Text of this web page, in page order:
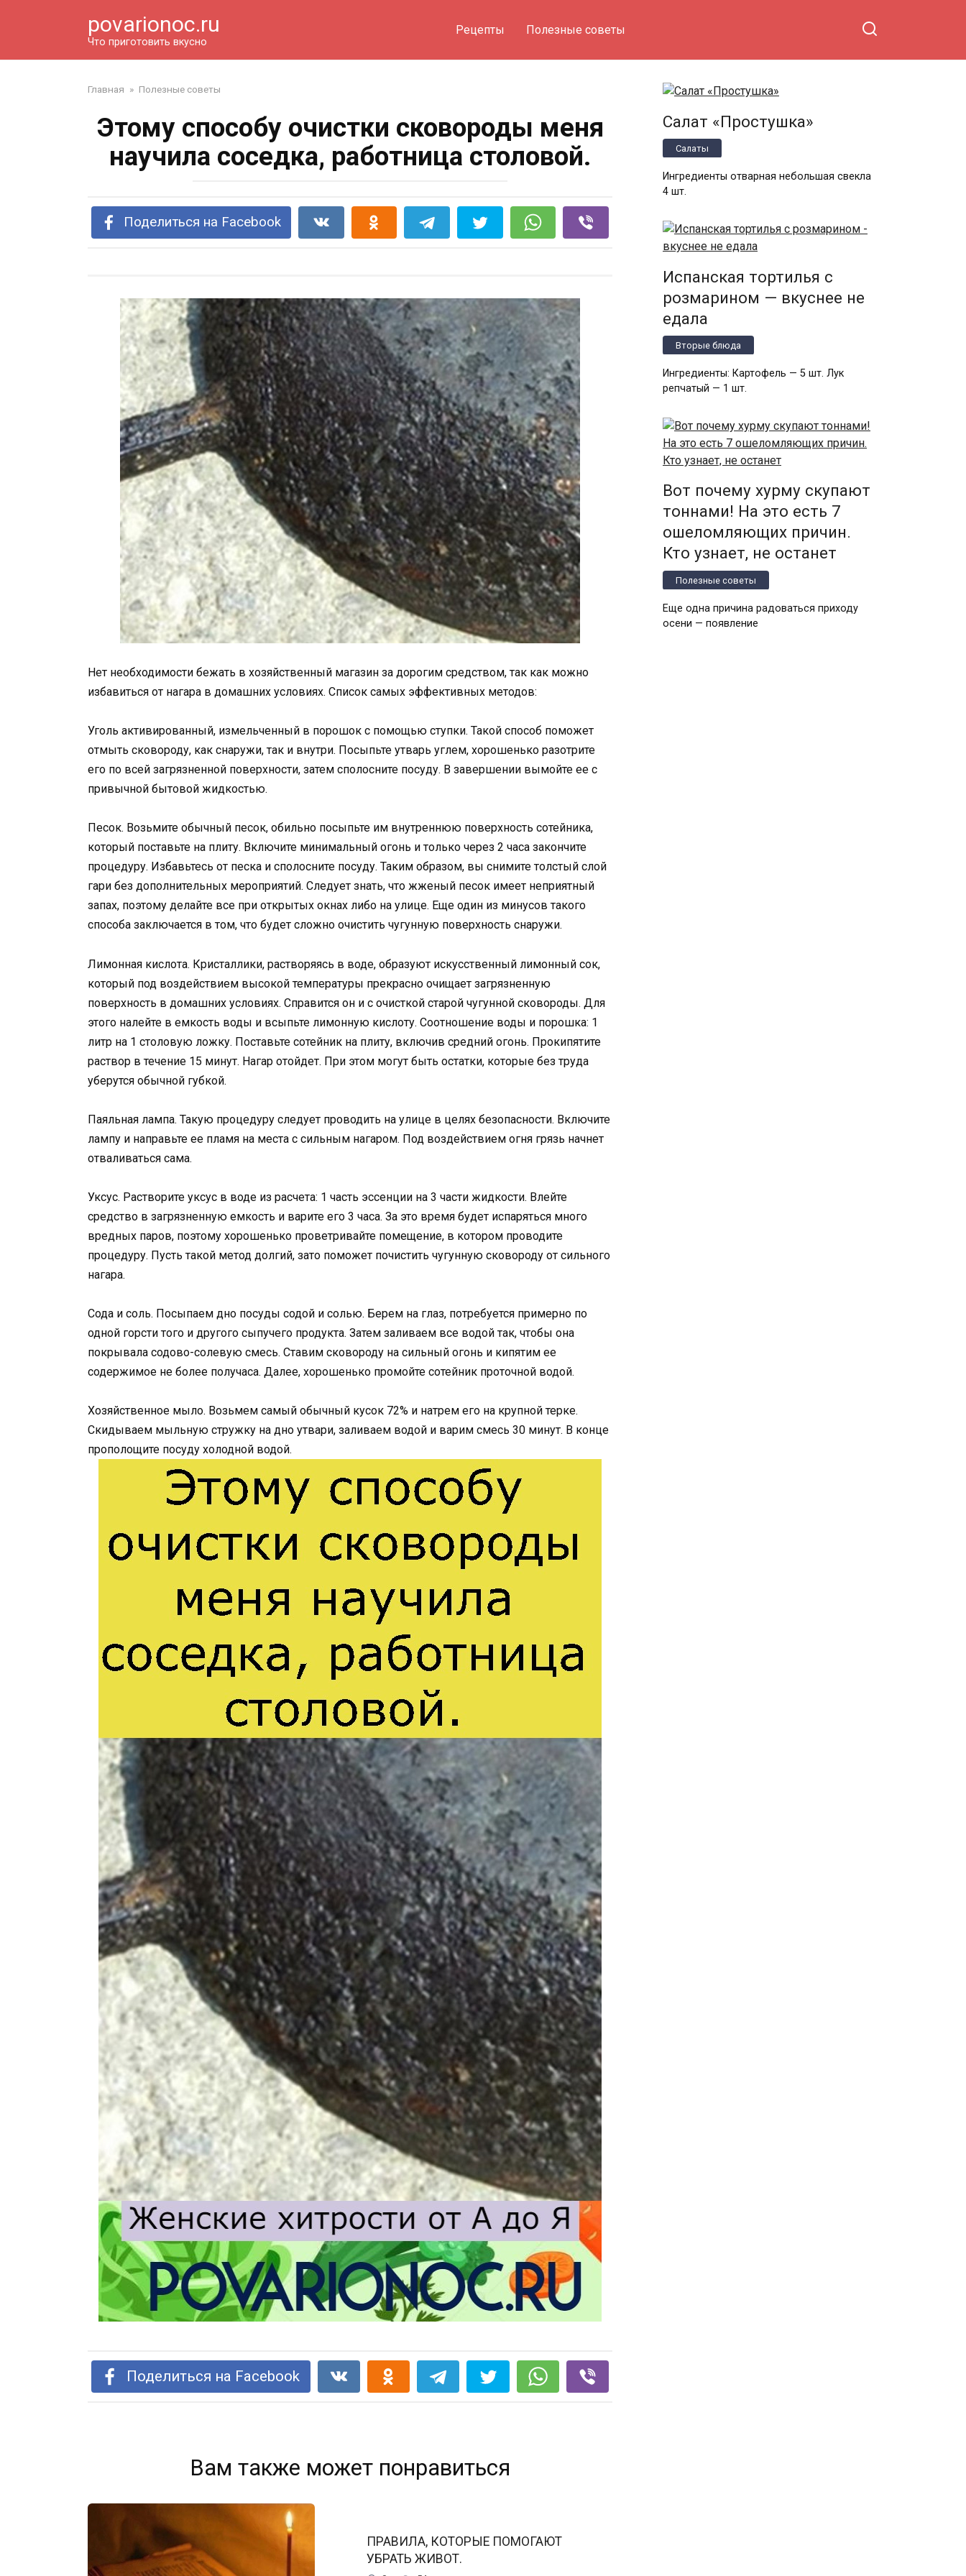
povarionoc.ru
Что приготовить вкусно
Рецепты Полезные советы
Главная » Полезные советы
Этому способу очистки сковороды меня
научила соседка, работница столовой.
Поделиться на Facebook
Нет необходимости бежать в хозяйственный магазин за дорогим средством, так как можно
избавиться от нагара в домашних условиях. Список самых эффективных методов:
Уголь активированный, измельченный в порошок с помощью ступки. Такой способ поможет
отмыть сковороду, как снаружи, так и внутри. Посыпьте утварь углем, хорошенько разотрите
его по всей загрязненной поверхности, затем сполосните посуду. В завершении вымойте ее с
привычной бытовой жидкостью.
Песок. Возьмите обычный песок, обильно посыпьте им внутреннюю поверхность сотейника,
который поставьте на плиту. Включите минимальный огонь и только через 2 часа закончите
процедуру. Избавьтесь от песка и сполосните посуду. Таким образом, вы снимите толстый слой
гари без дополнительных мероприятий. Следует знать, что жженый песок имеет неприятный
запах, поэтому делайте все при открытых окнах либо на улице. Еще один из минусов такого
способа заключается в том, что будет сложно очистить чугунную поверхность снаружи.
Лимонная кислота. Кристаллики, растворяясь в воде, образуют искусственный лимонный сок,
который под воздействием высокой температуры прекрасно очищает загрязненную
поверхность в домашних условиях. Справится он и с очисткой старой чугунной сковороды. Для
этого налейте в емкость воды и всыпьте лимонную кислоту. Соотношение воды и порошка: 1
литр на 1 столовую ложку. Поставьте сотейник на плиту, включив средний огонь. Прокипятите
раствор в течение 15 минут. Нагар отойдет. При этом могут быть остатки, которые без труда
уберутся обычной губкой.
Паяльная лампа. Такую процедуру следует проводить на улице в целях безопасности. Включите
лампу и направьте ее пламя на места с сильным нагаром. Под воздействием огня грязь начнет
отваливаться сама.
Уксус. Растворите уксус в воде из расчета: 1 часть эссенции на 3 части жидкости. Влейте
средство в загрязненную емкость и варите его 3 часа. За это время будет испаряться много
вредных паров, поэтому хорошенько проветривайте помещение, в котором проводите
процедуру. Пусть такой метод долгий, зато поможет почистить чугунную сковороду от сильного
нагара.
Сода и соль. Посыпаем дно посуды содой и солью. Берем на глаз, потребуется примерно по
одной горсти того и другого сыпучего продукта. Затем заливаем все водой так, чтобы она
покрывала содово-солевую смесь. Ставим сковороду на сильный огонь и кипятим ее
содержимое не более получаса. Далее, хорошенько промойте сотейник проточной водой.
Хозяйственное мыло. Возьмем самый обычный кусок 72% и натрем его на крупной терке.
Скидываем мыльную стружку на дно утвари, заливаем водой и варим смесь 30 минут. В конце
прополощите посуду холодной водой.
Поделиться на Facebook
Вам также может понравиться
ПРАВИЛА, КОТОРЫЕ ПОМОГАЮТ
УБРАТЬ ЖИВОТ.
Салат «Простушка»
Салаты
Ингредиенты отварная небольшая свекла
4 шт.
Испанская тортилья с
розмарином — вкуснее не
едала
Вторые блюда
Ингредиенты: Картофель — 5 шт. Лук
репчатый — 1 шт.
Вот почему хурму скупают
тоннами! На это есть 7
ошеломляющих причин.
Кто узнает, не останет
Полезные советы
Еще одна причина радоваться приходу
осени — появление